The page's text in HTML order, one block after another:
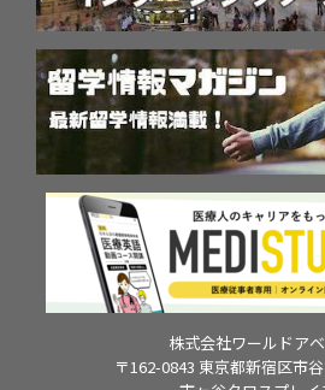
株式会社ワールドア
〒162-0843 東京都新宿区市